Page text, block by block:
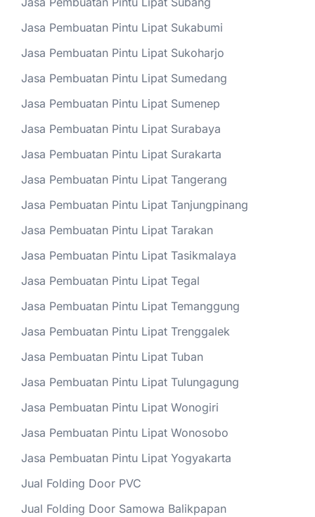
Jasa Pembuatan Pintu Lipat Sukabumi
Jasa Pembuatan Pintu Lipat Sukoharjo
Jasa Pembuatan Pintu Lipat Sumedang
Jasa Pembuatan Pintu Lipat Sumenep
Jasa Pembuatan Pintu Lipat Surabaya
Jasa Pembuatan Pintu Lipat Surakarta
Jasa Pembuatan Pintu Lipat Tangerang
Jasa Pembuatan Pintu Lipat Tanjungpinang
Jasa Pembuatan Pintu Lipat Tarakan
Jasa Pembuatan Pintu Lipat Tasikmalaya
Jasa Pembuatan Pintu Lipat Tegal
Jasa Pembuatan Pintu Lipat Temanggung
Jasa Pembuatan Pintu Lipat Trenggalek
Jasa Pembuatan Pintu Lipat Tuban
Jasa Pembuatan Pintu Lipat Tulungagung
Jasa Pembuatan Pintu Lipat Wonogiri
Jasa Pembuatan Pintu Lipat Wonosobo
Jasa Pembuatan Pintu Lipat Yogyakarta
Jual Folding Door PVC
Jual Folding Door Samowa Balikpapan